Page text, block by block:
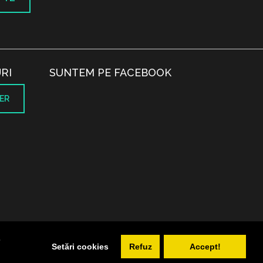
Setări cookies Refuz Accept!
SUNTEM PE FACEBOOK